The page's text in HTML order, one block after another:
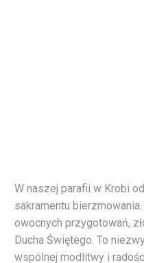
W naszej parafii w Krobi
sakramentu
owocnych przygotowań,
Ducha Świętego. To
wspólnej modlitwy i